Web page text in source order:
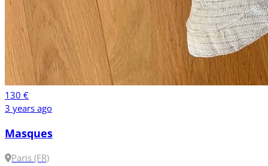
130 €
3 years ago
Masques
Paris (FR)